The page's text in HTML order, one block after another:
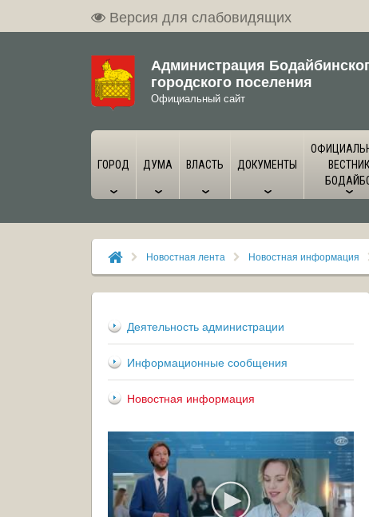
Версия для слабовидящих
Администрация
городского поселения
Официальный сайт
ГОРОД ДУМА ВЛАСТЬ ДОКУМЕНТЫ
ВЕСТНИК
Новостная лента Новостная информация
Деятельность администрации
Информационные сообщения
Новостная информация